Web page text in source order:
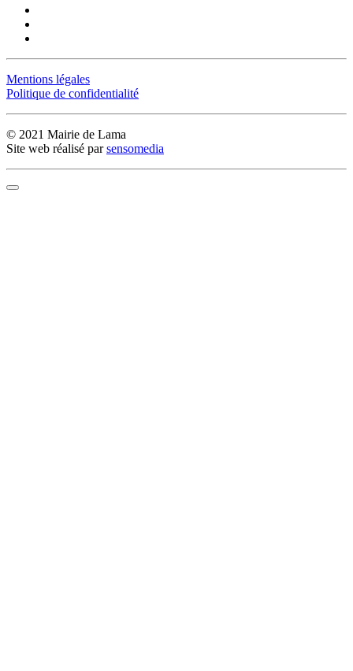
Mentions légales
Politique de confidentialité
© 2021 Mairie de Lama
Site web réalisé parsensomedia